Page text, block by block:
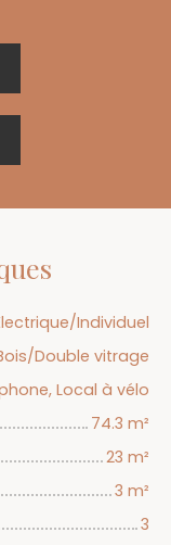
Individuel
Double vitrage
Local à vélo
74.3 m²
23 m²
3 m²
3